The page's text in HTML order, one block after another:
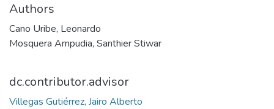
Authors
Cano Uribe, Leonardo
Mosquera Ampudia, Santhier Stiwar
dc.contributor.advisor
Villegas Gutiérrez, Jairo Alberto